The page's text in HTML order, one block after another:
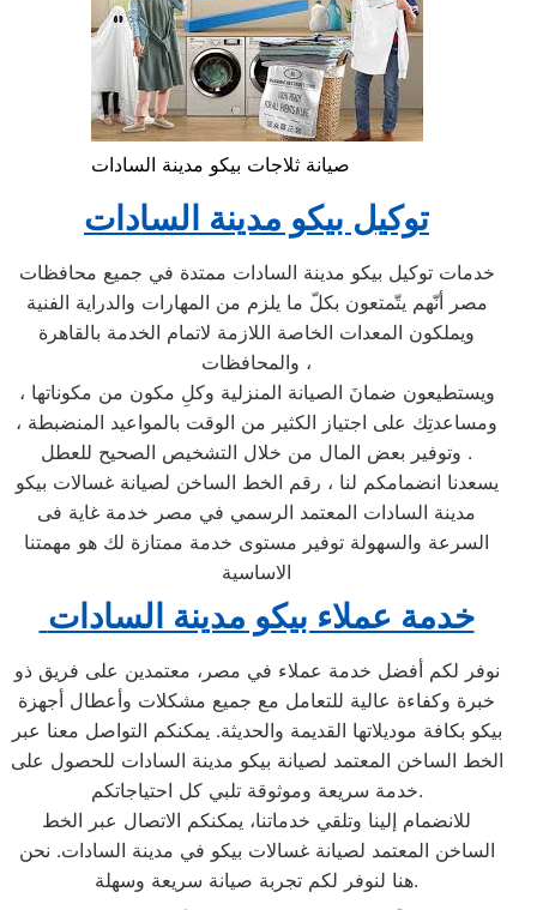
صيانة ثلاجات بيكو مدينة السادات
توكيل بيكو مدينة السادات
خدمات توكيل بيكو مدينة السادات ممتدة في جميع محافظات
مصر أنّهم يتّمتعون بكلّ ما يلزم من المهارات والدراية الفنية
ويملكون المعدات الخاصة اللازمة لاتمام الخدمة بالقاهرة
والمحافظات ،
ويستطيعون ضمانَ الصيانة المنزلية وكلِ مكون من مكوناتها ،
ومساعدتِك على اجتياز الكثير من الوقت بالمواعيد المنضبطة ،
وتوفير بعض المال من خلال التشخيص الصحيح للعطل .
يسعدنا انضمامكم لنا ، رقم الخط الساخن لصيانة غسالات بيكو
مدينة السادات المعتمد الرسمي في مصر خدمة غاية فى
السرعة والسهولة توفير مستوى خدمة ممتازة لك هو مهمتنا
الاساسية
خدمة عملاء بيكو مدينة السادات
نوفر لكم أفضل خدمة عملاء في مصر، معتمدين على فريق ذو
خبرة وكفاءة عالية للتعامل مع جميع مشكلات وأعطال أجهزة
بيكو بكافة موديلاتها القديمة والحديثة. يمكنكم التواصل معنا عبر
الخط الساخن المعتمد لصيانة بيكو مدينة السادات للحصول على
خدمة سريعة وموثوقة تلبي كل احتياجاتكم.
للانضمام إلينا وتلقي خدماتنا، يمكنكم الاتصال عبر الخط
الساخن المعتمد لصيانة غسالات بيكو في مدينة السادات. نحن
هنا لنوفر لكم تجربة صيانة سريعة وسهلة.